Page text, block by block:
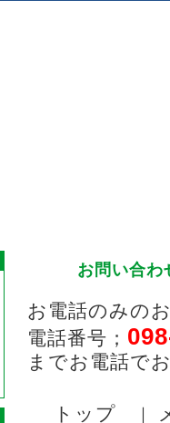
お問い合わ
お電話のみの
電話番号；
までお電話で
トップ ｜